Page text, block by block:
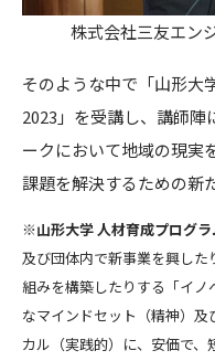
株式会社三友エン
そのような中で「山形大
2023」を受講し、講師陣
ークにおいて地域の現実
課題を解決するための新
※山形大学 人材育成プログラ
及び団体内で新事業を興し
組みを構築したりする「イ
なマインドセット（精神）及
カル（実践的）に、安価で